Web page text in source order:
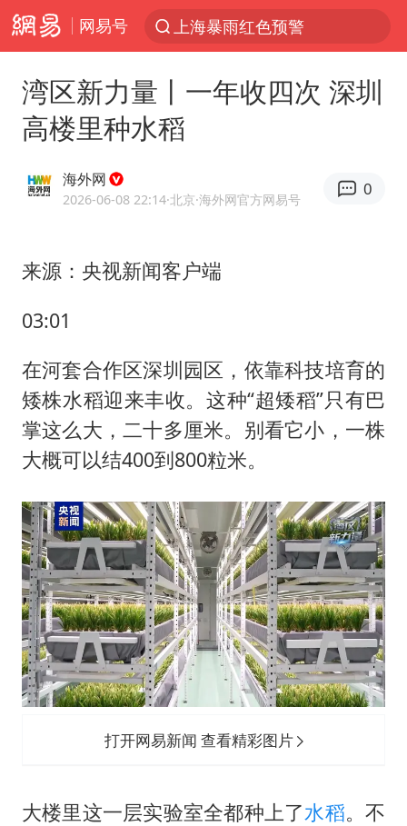
网易号
王艺迪2-4张本美和 无缘横滨赛决赛
浙江海域将现5到8米巨浪到狂浪
“伊斯兰版北约”出现
台铃电动车仅骑一年就断电趴窝
白海豚5次眼壁置换
曝美下令调查弹药库存信息遭泄露事件
方桃子代言广告视频已下架
白海豚在海上打了个结
河南警方公开征集黑恶犯罪线索
构建更高水平的全民健身公共服务体系
湾区新力量丨一年收四次 深圳
高楼里种水稻
海外网
2026-06-08 22:14·北京·海外网官方网易号
0
来源：央视新闻客户端
03:01
在河套合作区深圳园区，依靠科技培育的
矮株水稻迎来丰收。这种“超矮稻”只有巴
掌这么大，二十多厘米。别看它小，一株
大概可以结400到800粒米。
打开网易新闻 查看精彩图片
大楼里这一层实验室全都种上了水稻。不